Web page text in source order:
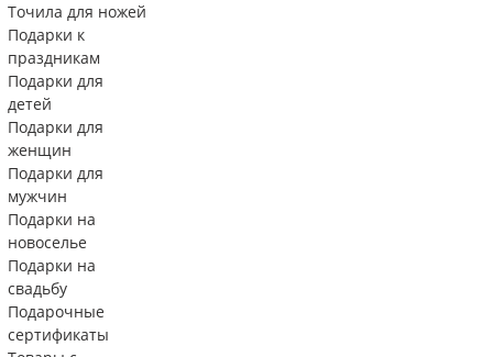
Точила для ножей
Подарки к
праздникам
Подарки для
детей
Подарки для
женщин
Подарки для
мужчин
Подарки на
новоселье
Подарки на
свадьбу
Подарочные
сертификаты